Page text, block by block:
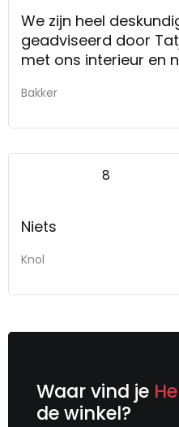
We zijn heel
geadviseerd door
met ons interieur en
Bakker
8
Niets
Knol
Waar vind je
de winkel?